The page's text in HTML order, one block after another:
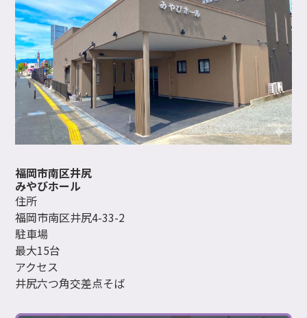
福岡市南区井尻
みやびホール
住所
福岡市南区井尻4-33-2
駐車場
最大15台
アクセス
井尻六つ角交差点そば